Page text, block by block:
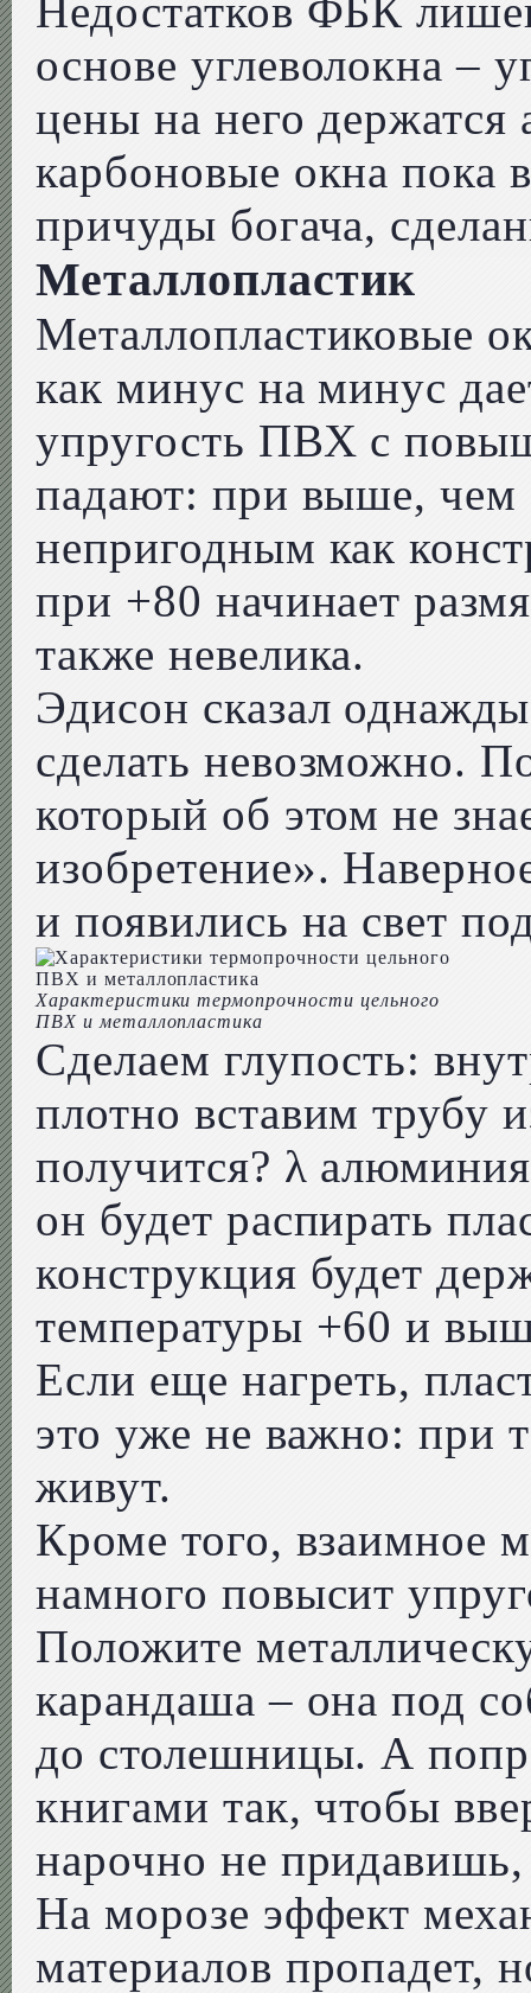
Недостатков ФБК
основе углеволокна –
цены на него держатся
карбоновые окна пока
причуды богача,
Металлопластик
Металлопластиковые
как минус на минус
упругость ПВХ с
падают: при выше, чем
непригодным как
при +80 начинает
также невелика.
Эдисон сказал
сделать невозможно.
который об этом не
изобретение».
и появились на свет
Характеристики термопрочности цельного
ПВХ и металлопластика
Сделаем глупость:
плотно вставим трубу
получится? λ
он будет распирать
конструкция будет
температуры +60 и
Если еще нагреть,
это уже не важно: при
живут.
Кроме того, взаимное
намного повысит
Положите
карандаша – она под
до столешницы. А
книгами так, чтобы
нарочно не
На морозе эффект
материалов